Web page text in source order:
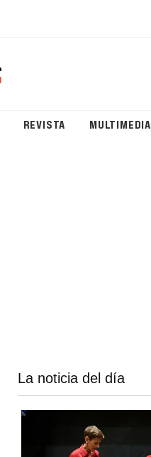
REVISTA MULTIMEDIA
La noticia del día